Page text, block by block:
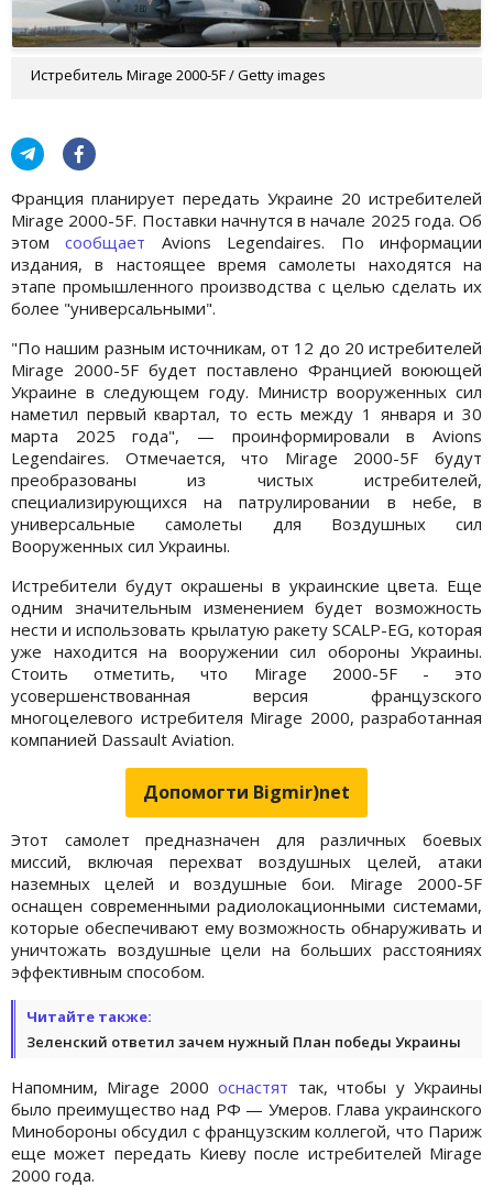
Истребитель Mirage 2000-5F / Getty images
Франция планирует передать Украине 20 истребителей
Mirage 2000-5F. Поставки начнутся в начале 2025 года. Об
этомсообщает Avions Legendaires. По информации
издания, в настоящее время самолеты находятся на
этапе промышленного производства с целью сделать их
более "универсальными".
"По нашим разным источникам, от 12 до 20 истребителей
Mirage 2000-5F будет поставлено Францией воюющей
Украине в следующем году. Министр вооруженных сил
наметил первый квартал, то есть между 1 января и 30
марта 2025 года", — проинформировали в Avions
Legendaires. Отмечается, что Mirage 2000-5F будут
преобразованы из чистых истребителей,
специализирующихся на патрулировании в небе, в
универсальные самолеты для Воздушных сил
Вооруженных сил Украины.
Истребители будут окрашены в украинские цвета. Еще
одним значительным изменением будет возможность
нести и использовать крылатую ракету SCALP-EG, которая
уже находится на вооружении сил обороны Украины.
Стоить отметить, что Mirage 2000-5F - это
усовершенствованная версия французского
многоцелевого истребителя Mirage 2000, разработанная
компанией Dassault Aviation.
Допомогти Bigmir)net
Этот самолет предназначен для различных боевых
миссий, включая перехват воздушных целей, атаки
наземных целей и воздушные бои. Mirage 2000-5F
оснащен современными радиолокационными системами,
которые обеспечивают ему возможность обнаруживать и
уничтожать воздушные цели на больших расстояниях
эффективным способом.
Читайте также:
Зеленский ответил зачем нужный План победы Украины
Напомним, Mirage 2000оснастят так, чтобы у Украины
было преимущество над РФ — Умеров. Глава украинского
Минобороны обсудил с французским коллегой, что Париж
еще может передать Киеву после истребителей Mirage
2000 года.